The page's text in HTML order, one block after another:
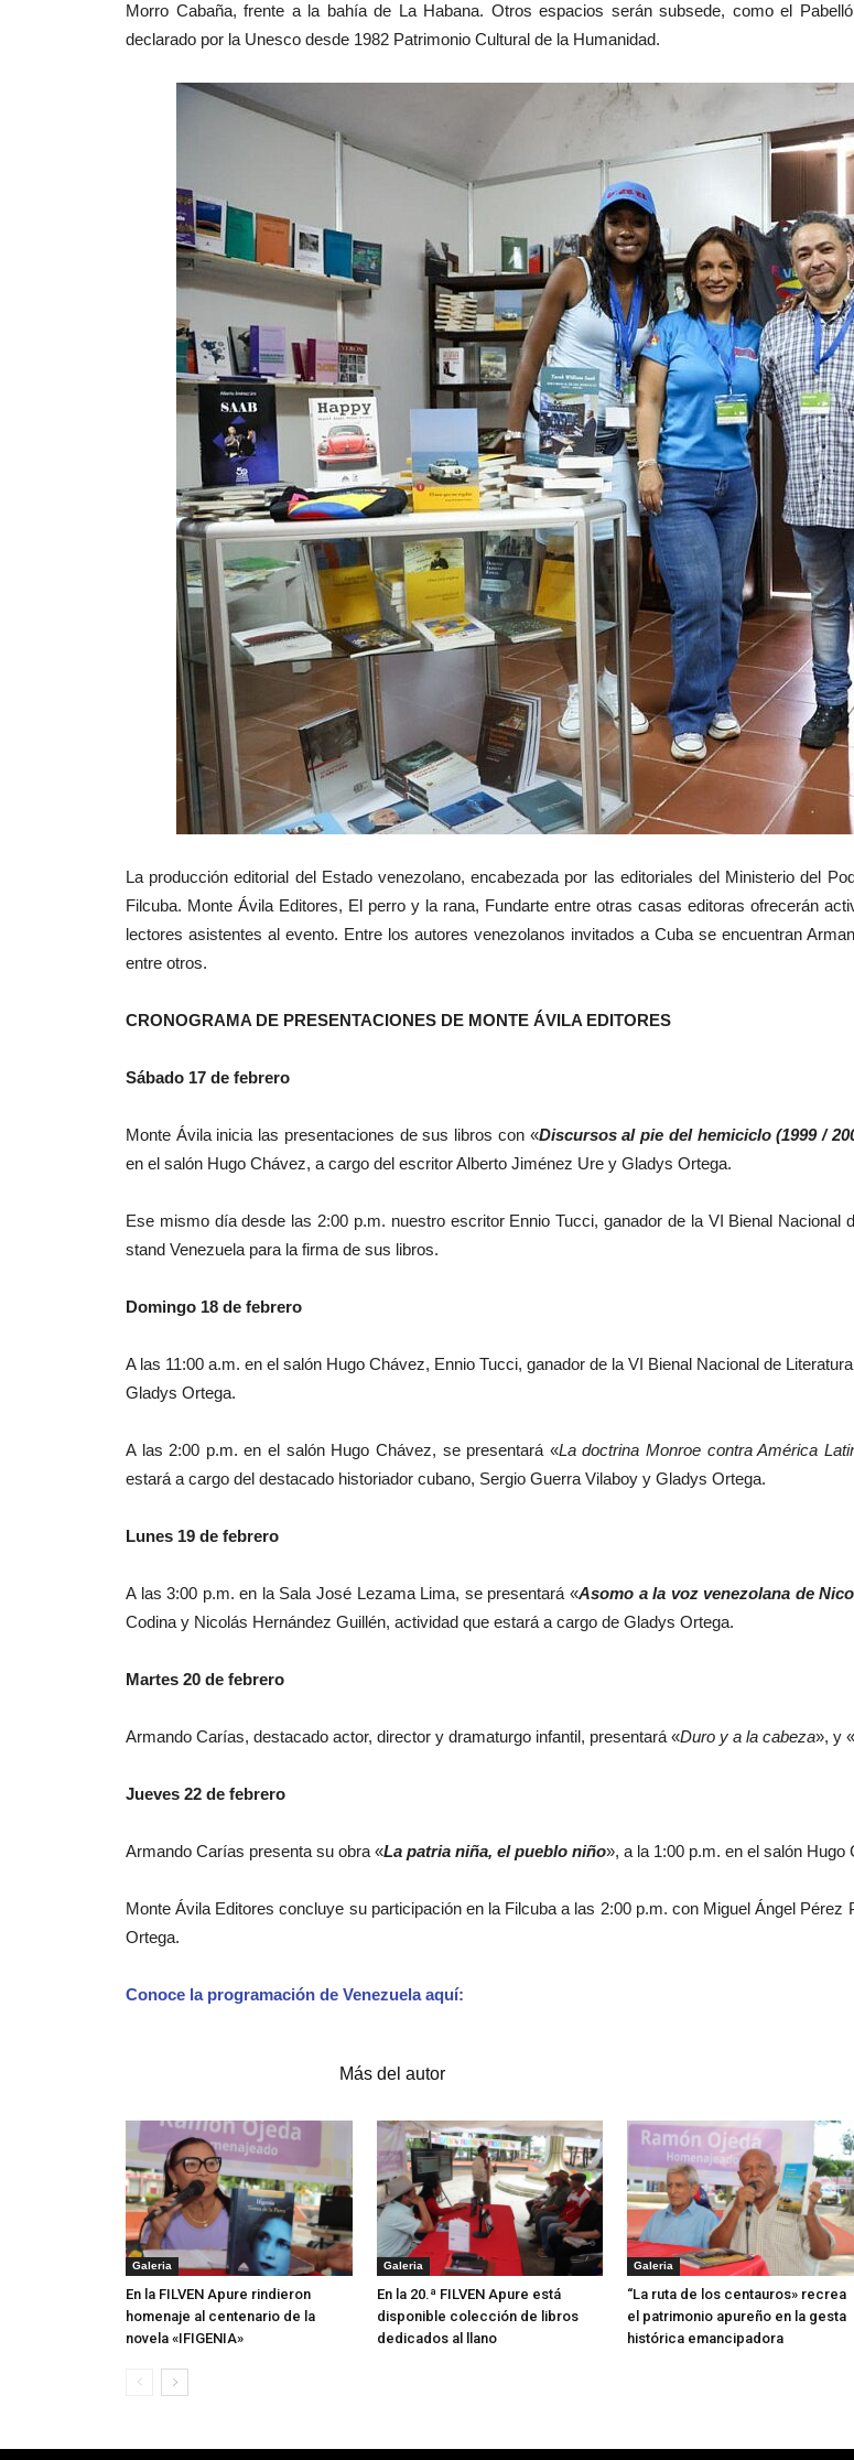
Morro Cabaña, frente a la bahía de La Habana. Otros espacios serán subsede, como el
declarado por la Unesco desde 1982 Patrimonio Cultural de la Humanidad.
La producción editorial del Estado venezolano, encabezada por las editoriales del Ministerio del
Filcuba. Monte Ávila Editores, El perro y la rana, Fundarte entre otras casas editoras ofrecerán
lectores asistentes al evento. Entre los autores venezolanos invitados a Cuba se encuentran
entre otros.
CRONOGRAMA DE PRESENTACIONES DE MONTE ÁVILA EDITORES
Sábado 17 de febrero
Monte Ávila inicia las presentaciones de sus libros con «Discursos al pie del hemiciclo (1999 /
en el salón Hugo Chávez, a cargo del escritor Alberto Jiménez Ure y Gladys Ortega.
Ese mismo día desde las 2:00 p.m. nuestro escritor Ennio Tucci, ganador de la VI Bienal Nacional
stand Venezuela para la firma de sus libros.
Domingo 18 de febrero
A las 11:00 a.m. en el salón Hugo Chávez, Ennio Tucci, ganador de la VI Bienal Nacional de
Gladys Ortega.
A las 2:00 p.m. en el salón Hugo Chávez, se presentará «La doctrina Monroe contra América
estará a cargo del destacado historiador cubano, Sergio Guerra Vilaboy y Gladys Ortega.
Lunes 19 de febrero
A las 3:00 p.m. en la Sala José Lezama Lima, se presentará «Asomo a la voz venezolana de
Codina y Nicolás Hernández Guillén, actividad que estará a cargo de Gladys Ortega.
Martes 20 de febrero
Armando Carías, destacado actor, director y dramaturgo infantil, presentará «Duro y a la cabeza», y «
Jueves 22 de febrero
Armando Carías presenta su obra «La patria niña, el pueblo niño», a la 1:00 p.m. en el salón Hugo
Monte Ávila Editores concluye su participación en la Filcuba a las 2:00 p.m. con Miguel Ángel Pérez
Ortega.
Conoce la programación de Venezuela aquí:
Más del autor
Galeria
En la FILVEN Apure rindieron
homenaje al centenario de la
novela «IFIGENIA»
Galeria
En la 20.ª FILVEN Apure está
disponible colección de libros
dedicados al llano
Galeria
“La ruta de los centauros» recrea
el patrimonio apureño en la gesta
histórica emancipadora